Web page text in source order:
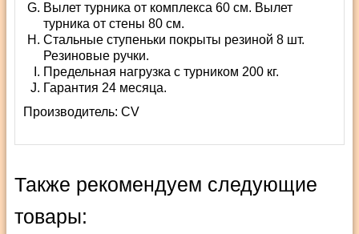
Вылет турника от комплекса 60 см. Вылет
турника от стены 80 см.
Стальные ступеньки покрыты резиной 8 шт.
Резиновые ручки.
Предельная нагрузка с турником 200 кг.
Гарантия 24 месяца.
Производитель: СV
Также рекомендуем следующие
товары: